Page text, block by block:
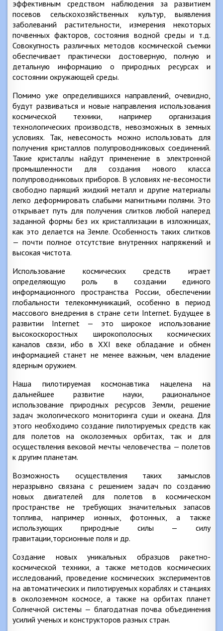
эффективным средством наблюдения за развитием
посевов сельскохозяйственных культур, выявления
заболеваний растительности, измерения некоторых
почвенных факторов, состояния водной среды и т.д.
Совокупность различных методов космической съемки
обеспечивает практически достоверную, полную и
детальную информацию о природных ресурсах и
состоянии окружающей среды.
Помимо уже определившихся направлений, очевидно,
будут развиваться и новые направления использования
космической техники, например организация
технологических производств, невозможных в земных
условиях. Так, невесомость можно использовать для
получения кристаллов полупроводниковых соединений.
Такие кристаллы найдут применение в электронной
промышленности для создания нового класса
полупроводниковых приборов. В условиях не-весомости
свободно парящий жидкий металл и другие материалы
легко деформировать слабыми магнитными полями. Это
открывает путь для получения слитков любой наперед
заданной формы без их кристаллизации в изложницах,
как это делается на Земле. Особенность таких слитков
— почти полное отсутствие внутренних напряжений и
высокая чистота.
Использование космических средств играет
определяющую роль в создании единого
информационного пространства России, обеспечении
глобальности телекоммуникаций, особенно в период
массового внедрения в стране сети Internet. Будущее в
развитии Internet — это широкое использование
высокоскоростных широкополосных космических
каналов связи, ибо в XXI веке обладание и обмен
информацией станет не менее важным, чем владение
ядерным оружием.
Наша пилотируемая космонавтика нацелена на
дальнейшее развитие науки, рациональное
использование природных ресурсов Земли, решение
задач экологического мониторинга суши и океана. Для
этого необходимо создание пилотируемых средств как
для полетов на околоземных орбитах, так и для
осуществления вековой мечты человечества — полетов
к другим планетам.
Возможность осуществления таких замыслов
неразрывно связана с решением задач по созданию
новых двигателей для полетов в космическом
пространстве не требующих значительных запасов
топлива, например ионных, фотонных, а также
использующих природные силы — силу
гравитации,торсионные поля и др.
Создание новых уникальных образцов ракетно-
космической техники, а также методов космических
исследований, проведение космических экспериментов
на автоматических и пилотируемых кораблях и станциях
в околоземном космосе, а также на орбитах планет
Солнечной системы — благодатная почва объединения
усилий ученых и конструкторов разных стран.